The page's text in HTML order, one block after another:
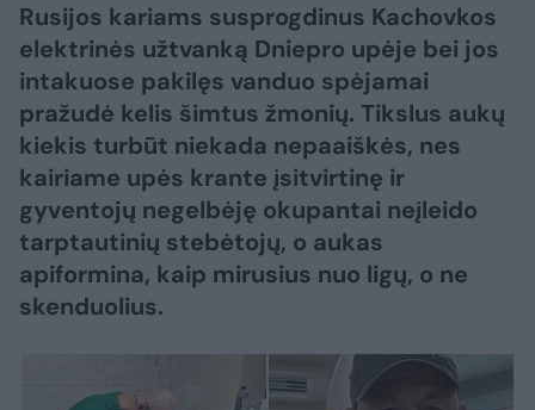
Rusijos kariams susprogdinus Kachovkos
elektrinės užtvanką Dniepro upėje bei jos
intakuose pakilęs vanduo spėjamai
pražudė kelis šimtus žmonių. Tikslus aukų
kiekis turbūt niekada nepaaiškės, nes
kairiame upės krante įsitvirtinę ir
gyventojų negelbėję okupantai neįleido
tarptautinių stebėtojų, o aukas
apiformina, kaip mirusius nuo ligų, o ne
skenduolius.